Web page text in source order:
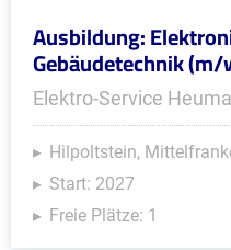
Ausbildung:
Gebäudetechnik
Elektro-Service
Hilpoltstein,
Start: 2027
Freie Plätze: 1